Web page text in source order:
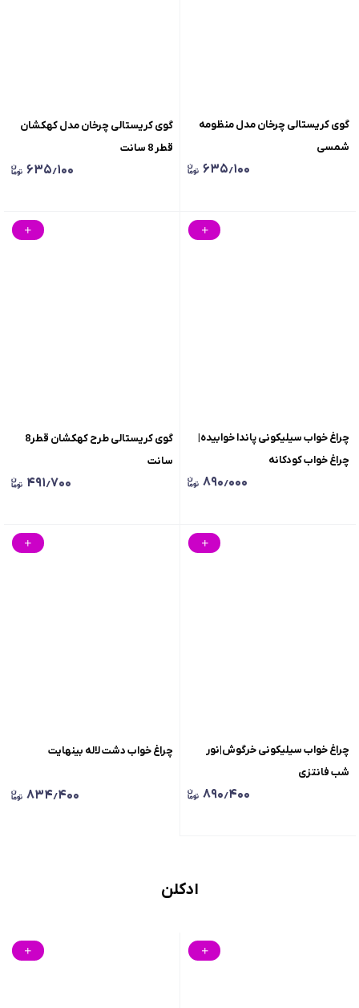
گوی کریستالی چرخان مدل منظومه
شمسی
۶۳۵٫۱۰۰
گوی کریستالی چرخان مدل کهکشان
قطر 8 سانت
۶۳۵٫۱۰۰
چراغ خواب سیلیکونی پاندا خوابیده|
چراغ خواب کودکانه
۸۹۰٫۰۰۰
گوی کریستالی طرح کهکشان قطر8
سانت
۴۹۱٫۷۰۰
چراغ خواب سیلیکونی خرگوش|نور
شب فانتزی
۸۹۰٫۴۰۰
چراغ خواب دشت لاله بینهایت
۸۳۴٫۴۰۰
ادکلن